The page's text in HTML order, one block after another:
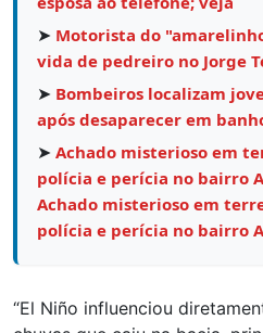
➤ Motorista do
vida de pedreiro no Jorge
➤ Bombeiros localizam
após desaparecer em
➤ Achado misterioso em
polícia e perícia no bairro
Achado misterioso em
polícia e perícia no bairro
“El Niño influenciou